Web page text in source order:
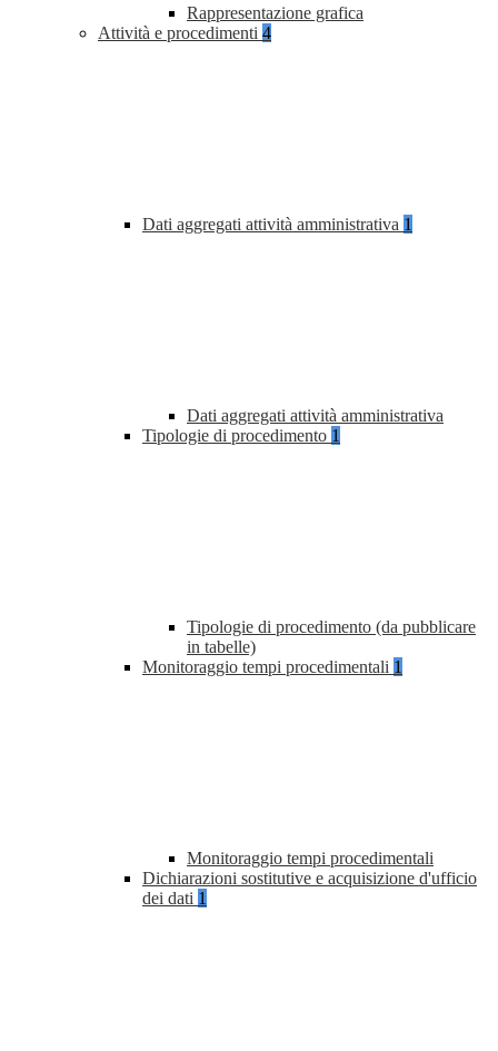
Rappresentazione grafica
Attività e procedimenti 4
Dati aggregati attività amministrativa 1
Dati aggregati attività amministrativa
Tipologie di procedimento 1
Tipologie di procedimento (da pubblicare
in tabelle)
Monitoraggio tempi procedimentali 1
Monitoraggio tempi procedimentali
Dichiarazioni sostitutive e acquisizione d'ufficio
dei dati 1